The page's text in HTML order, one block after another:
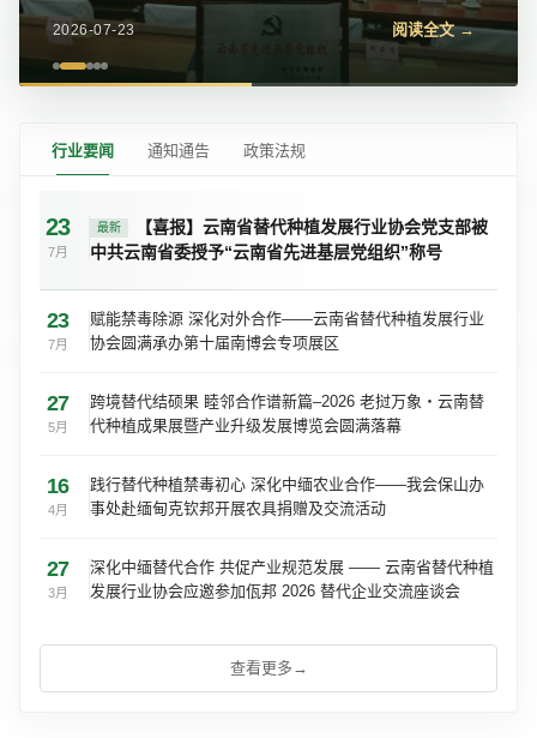
大会在昆明隆重举行。云南省替代种植发展行业协会党支
部被中共云南省委授予“云南省先进基层...
2026-07-23 阅读全文 →
行业要闻 通知通告 政策法规
23
7月
最新
【喜报】云南省替代种植发展行业协会党支部被
中共云南省委授予“云南省先进基层党组织”称号
23
7月
赋能禁毒除源 深化对外合作——云南省替代种植发展行业
协会圆满承办第十届南博会专项展区
27
5月
跨境替代结硕果 睦邻合作谱新篇–2026 老挝万象・云南替
代种植成果展暨产业升级发展博览会圆满落幕
16
4月
践行替代种植禁毒初心 深化中缅农业合作——我会保山办
事处赴缅甸克钦邦开展农具捐赠及交流活动
27
3月
深化中缅替代合作 共促产业规范发展 —— 云南省替代种植
发展行业协会应邀参加佤邦 2026 替代企业交流座谈会
查看更多 →